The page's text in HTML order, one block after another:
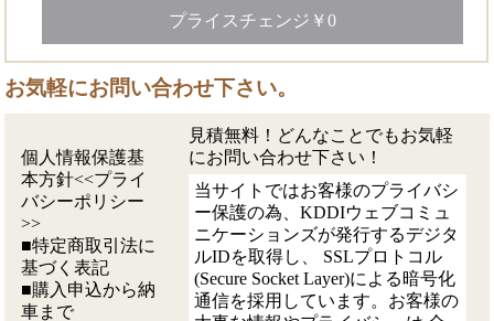
プライスチェンジ￥0
お気軽にお問い合わせ下さい。
個人情報保護基
本方針<<プライ
バシーポリシー
>>
■特定商取引法に
基づく表記
■購入申込から納
車まで
見積無料！どんなことでもお気軽
にお問い合わせ下さい！
当サイトではお客様のプライバシ
ー保護の為、KDDIウェブコミュ
ニケーションズが発行するデジタ
ルIDを取得し、 SSLプロトコル
(Secure Socket Layer)による暗号化
通信を採用しています。お客様の